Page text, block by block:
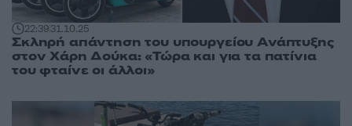
22:3931.10.25
Σκληρή απάντηση του υπουργείου Ανάπτυξης
στον Χάρη Δούκα: «Τώρα και για τα πατίνια
του φταίνε οι άλλοι»